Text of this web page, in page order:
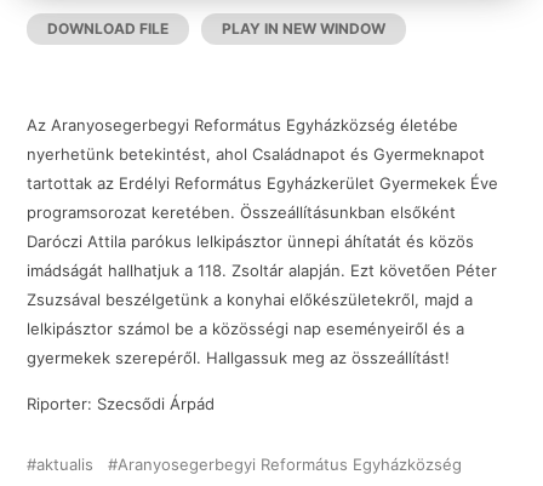
SHARE
DOWNLOAD FILE | PLAY IN NEW WINDOW
Az Aranyosegerbegyi Református Egyházközség életébe
nyerhetünk betekintést, ahol Családnapot és Gyermeknapot
tartottak az Erdélyi Református Egyházkerület Gyermekek Éve
programsorozat keretében. Összeállításunkban elsőként
Daróczi Attila parókus lelkipásztor ünnepi áhítatát és közös
imádságát hallhatjuk a 118. Zsoltár alapján. Ezt követően Péter
Zsuzsával beszélgetünk a konyhai előkészületekről, majd a
lelkipásztor számol be a közösségi nap eseményeiről és a
gyermekek szerepéről. Hallgassuk meg az összeállítást!
Riporter: Szecsődi Árpád
aktualis
Aranyosegerbegyi Református Egyházközség